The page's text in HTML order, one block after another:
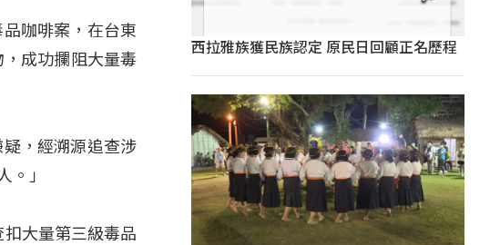
咖啡案，在台東
成功攔阻大量毒
，經溯源追查涉
。」
大量第三級毒品
西拉雅族獲民族認定 原民日回顧正名歷程